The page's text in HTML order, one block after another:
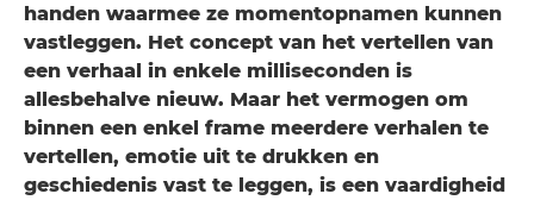
handen waarmee ze momentopnamen kunnen
vastleggen. Het concept van het vertellen van
een verhaal in enkele milliseconden is
allesbehalve nieuw. Maar het vermogen om
binnen een enkel frame meerdere verhalen te
vertellen, emotie uit te drukken en
geschiedenis vast te leggen, is een vaardigheid